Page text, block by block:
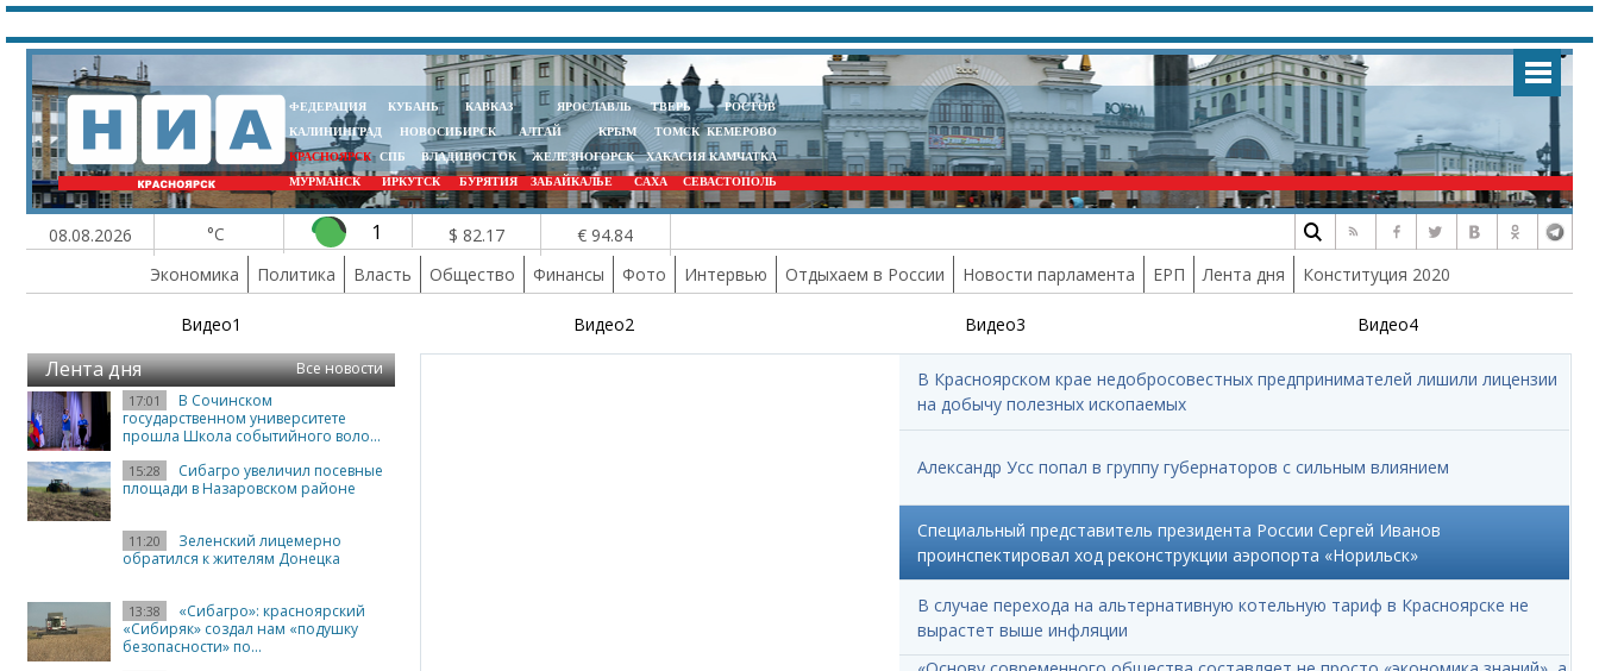
ФЕДЕРАЦИЯ КУБАНЬ КАВКАЗ ЯРОСЛАВЛЬ ТВЕРЬ
РОСТОВ
КАЛИНИНГРАД
НОВОСИБИРСК АЛТАЙ КРЫМ ТОМСККЕМЕРОВО
КРАСНОЯРСК
СПБ ВЛАДИВОСТОК ЖЕЛЕЗНОГОРСК ХАКАСИЯКАМЧАТКА
МУРМАНСК
ИРКУТСК БУРЯТИЯ ЗАБАЙКАЛЬЕ САХА СЕВАСТОПОЛЬ
08.08.2026 °C 1 $ 82.17
€ 94.84
Экономика
Политика Власть Общество Финансы Фото Интервью Отдыхаем в России Новости парламента ЕРП Лента дня Конституция 2020
Видео1 Видео2 Видео3 Видео4
Лента дня Все новости
17:01
В Сочинском
государственном университете
прошла Школа событийного воло...
15:28
Сибагро увеличил посевные
площади в Назаровском районе
11:20
Зеленский лицемерно
обратился к жителям Донецка
13:38
«Сибагро»: красноярский
«Сибиряк» создал нам «подушку
безопасности» по...
В Красноярском крае недобросовестных предпринимателей лишили лицензии
на добычу полезных ископаемых
Александр Усс попал в группу губернаторов с сильным влиянием
Специальный представитель президента России Сергей Иванов
проинспектировал ход реконструкции аэропорта «Норильск»
В случае перехода на альтернативную котельную тариф в Красноярске не
вырастет выше инфляции